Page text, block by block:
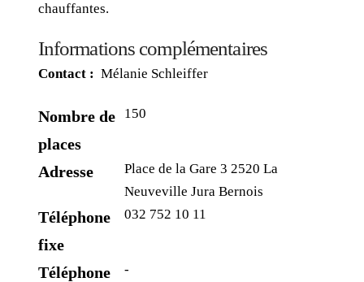
chauffantes.
Informations complémentaires
Contact : Mélanie Schleiffer
Nombre de
places
150
Adresse
Place de la Gare 3 2520 La
Neuveville Jura Bernois
Téléphone
fixe
032 752 10 11
Téléphone
-